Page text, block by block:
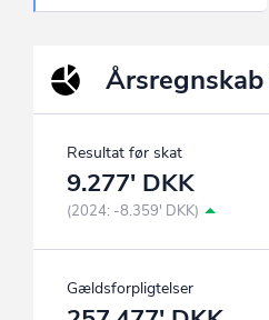
Årsregnskab
Resultat før skat
9.277' DKK
(2024: -8.359' DKK)
Gældsforpligtelser